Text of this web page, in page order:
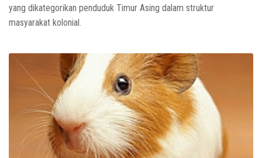
yang dikategorikan penduduk Timur Asing dalam struktur
masyarakat kolonial.